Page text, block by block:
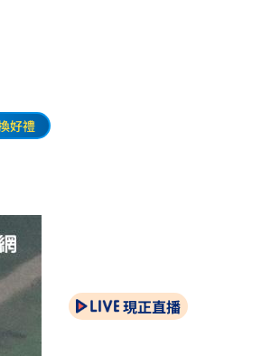
好禮
現正直播